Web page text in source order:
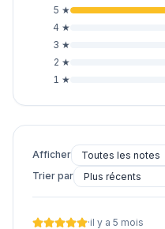
5 ★
4 ★
3 ★
2 ★
1 ★
Afficher
Trier par
·il y a 5 mois